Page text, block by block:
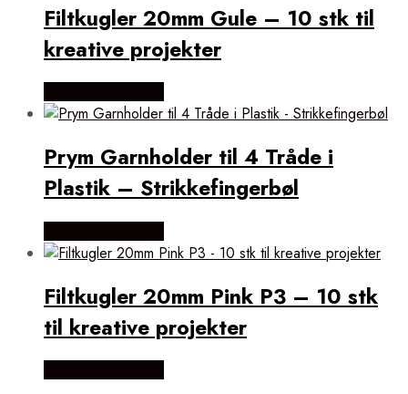
Filtkugler 20mm Gule – 10 stk til
kreative projekter
Prym Garnholder til 4 Tråde i
Plastik – Strikkefingerbøl
Filtkugler 20mm Pink P3 – 10 stk
til kreative projekter